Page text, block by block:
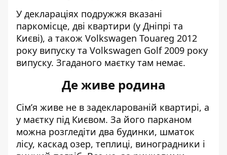
У деклараціях подружжя вказані
паркомісце, дві квартири (у Дніпрі та
Києві), а також Volkswagen Touareg 2012
року випуску та Volkswagen Golf 2009 року
випуску. Згаданого маєтку там немає.
Де живе родина
Сім’я живе не в задекларованій квартирі, а
у маєтку під Києвом. За його парканом
можна розгледіти два будинки, шматок
лісу, каскад озер, теплиці, виноградники і